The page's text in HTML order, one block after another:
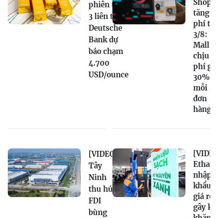
phiên thứ
3 liên tiếp,
Deutsche
Bank dự
báo chạm
4.700
USD/ounce
Shop
tăng
phí từ
3/8:
Mall
chịu
phí
30%
mỗi
đơn
hàng
[VIDEO]
Tây
Ninh
thu hút
FDI
bùng
nhập
khẩu
giá rẻ
gây